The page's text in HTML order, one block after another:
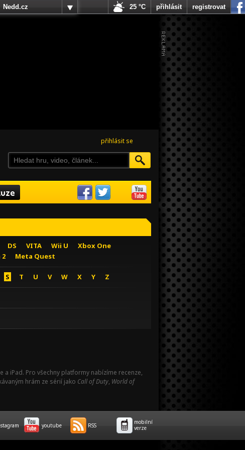
přihlásit se
DS VITA Wii U
Xbox One
2 Meta Quest
S T U V W X Y Z
a iPad. Pro všechny platformy nabízíme recenze,
hrám ze sérií jako Call of Duty, World of
Nedd.cz
25 °C přihlásit registrovat
youtube RSS
mobilní
verze